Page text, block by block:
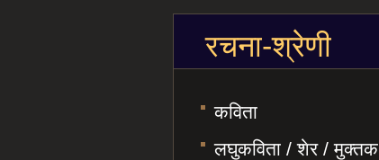
रचना-श्रेणी
कविता
लघुकविता / शेर / मुक्तक